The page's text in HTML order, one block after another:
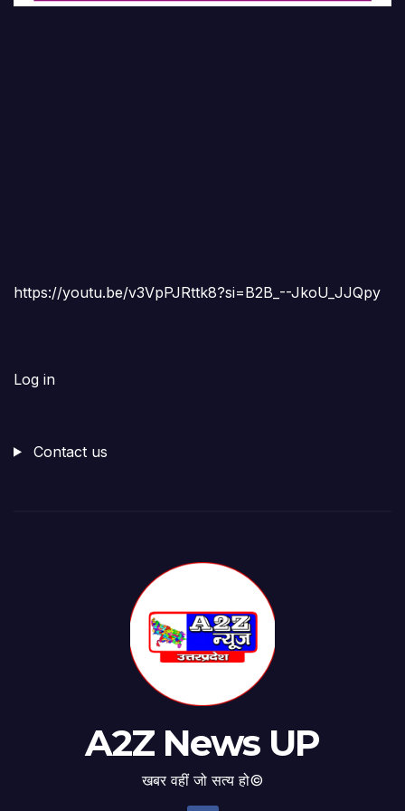
https://youtu.be/v3VpPJRttk8?si=B2B_--JkoU_JJQpy
Log in
Contact us
A2Z News UP
खबर वहीं जो सत्य हो©